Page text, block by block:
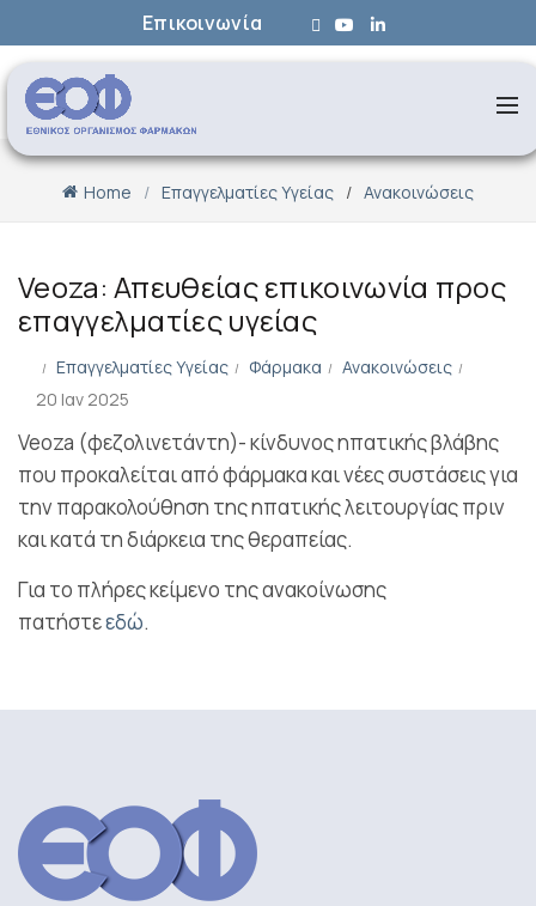
Επικοινωνία
Home Επαγγελματίες Υγείας Ανακοινώσεις
Veoza: Απευθείας επικοινωνία προς
επαγγελματίες υγείας
Επαγγελματίες Υγείας Φάρμακα
Ανακοινώσεις
20 Ιαν 2025
Veoza (φεζολινετάντη)- κίνδυνος ηπατικής βλάβης
που προκαλείται από φάρμακα και νέες συστάσεις για
την παρακολούθηση της ηπατικής λειτουργίας πριν
και κατά τη διάρκεια της θεραπείας.
Για το πλήρες κείμενο της ανακοίνωσης
πατήστεεδώ.